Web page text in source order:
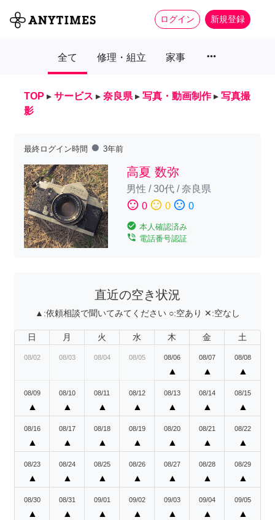
ログイン 新規登録
全て 修理・組立 家事 more_horiz
TOP ▸ サービス ▸ 奈良県 ▸ 写真・動画制作 ▸ 写真撮
影
最終ログイン時間 fiber_manual_record 3年前
高夏 数弥
男性 /30代/奈良県
sentiment_satisfied 0 sentiment_neutral 0 sentiment_dissatisfied 0
check_circle 本人確認済み
phone_in_talk 電話番号認証
直近の空き状況
▲:依頼相談で聞いてみてください ○:空あり ✕:空なし
日 月 火 水 木 金 土
08/02 08/03 08/04 08/05 08/06
▲
08/07
▲
08/08
▲
08/09
▲
08/10
▲
08/11
▲
08/12
▲
08/13
▲
08/14
▲
08/15
▲
08/16
▲
08/17
▲
08/18
▲
08/19
▲
08/20
▲
08/21
▲
08/22
▲
08/23
▲
08/24
▲
08/25
▲
08/26
▲
08/27
▲
08/28
▲
08/29
▲
08/30
▲
08/31
▲
09/01
▲
09/02
▲
09/03
▲
09/04
▲
09/05
▲